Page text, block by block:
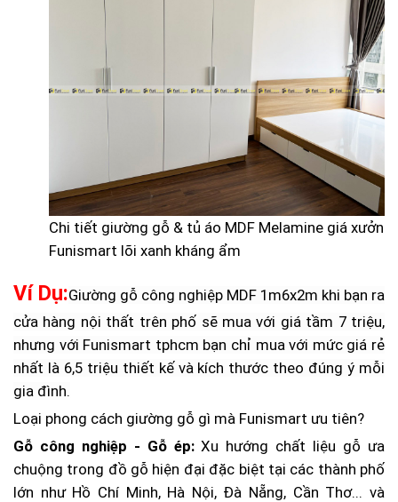
Chi tiết giường gỗ & tủ áo MDF Melamine giá xưởng
Funismart lõi xanh kháng ẩm
Ví Dụ:Giường gỗ công nghiệp MDF 1m6x2m khi bạn ra
cửa hàng nội thất trên phố sẽ mua với giá tầm 7 triệu,
nhưng với Funismart tphcm bạn chỉ mua với mức giá rẻ
nhất là 6,5 triệu thiết kế và kích thước theo đúng ý mỗi
gia đình.
Loại phong cách giường gỗ gì mà Funismart ưu tiên?
Gỗ công nghiệp - Gỗ ép:Xu hướng chất liệu gỗ ưa
chuộng trong đồ gỗ hiện đại đặc biệt tại các thành phố
lớn như Hồ Chí Minh, Hà Nội, Đà Nẵng, Cần Thơ... và